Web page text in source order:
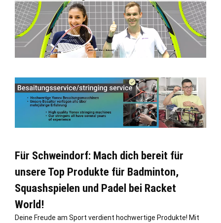
Für Schweindorf: Mach dich bereit für
unsere Top Produkte für Badminton,
Squashspielen und Padel bei Racket
World!
Deine Freude am Sport verdient hochwertige Produkte! Mit